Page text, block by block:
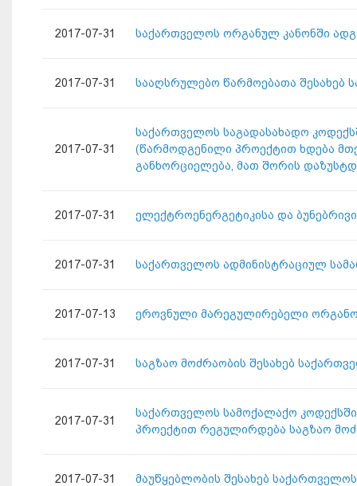
2017-07-31 საქართველოს ორგანულ კანონში
2017-07-31 სააღსრულებო წარმოებათა შესახებ
2017-07-31
საქართველოს საგადასახადო
(წარმოდგენილი პროექტით ხდება
განხორციელება, მათ შორის
2017-07-31 ელექტროენერგეტიკისა და
2017-07-31 საქართველოს ადმინისტრაციულ
2017-07-13 ეროვნული მარეგულირებელი
2017-07-31 საგზაო მოძრაობის შესახებ
2017-07-31
საქართველოს სამოქალაქო კოდექსში
პროექტით რეგულირდება საგზაო
2017-07-31 მაუწყებლობის შესახებ